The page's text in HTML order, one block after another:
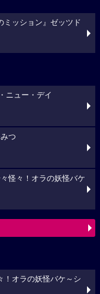
ミッション』ゼッツド
ニュー・デイ
つ
怪々！オラの妖怪バケ
！オラの妖怪バケ～シ